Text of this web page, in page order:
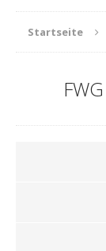
Startseite